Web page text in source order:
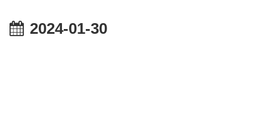
2024-01-30